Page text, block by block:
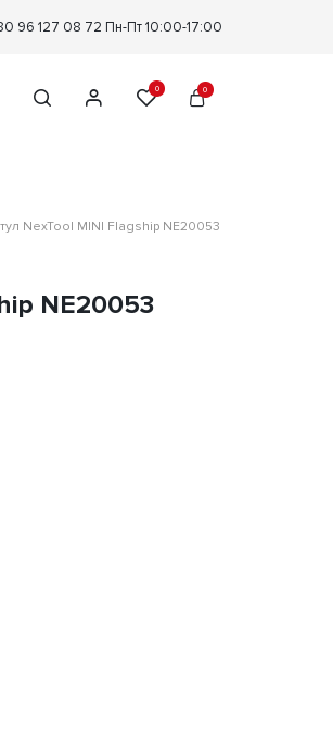
96 127 08 72 Пн-Пт 10:00-17:00
0 0
NexTool MINI Flagship NE20053
NE20053